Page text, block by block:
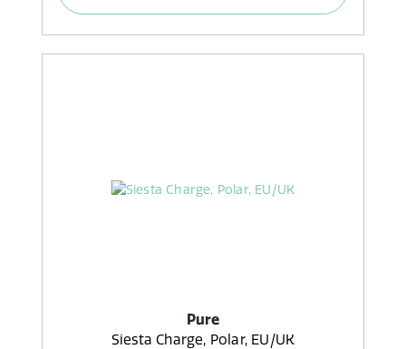
Pure
Siesta Charge, Polar, EU/UK